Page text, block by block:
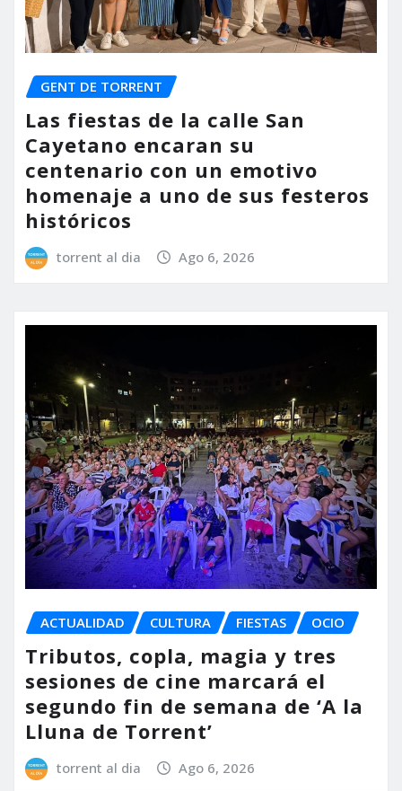
GENT DE TORRENT
Las fiestas de la calle San
Cayetano encaran su
centenario con un emotivo
homenaje a uno de sus festeros
históricos
torrent al dia Ago 6, 2026
ACTUALIDAD CULTURA FIESTAS OCIO
Tributos, copla, magia y tres
sesiones de cine marcará el
segundo fin de semana de ‘A la
Lluna de Torrent’
torrent al dia Ago 6, 2026